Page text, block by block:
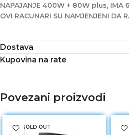
NAPAJANJE 400W + 80W plus, IMA
OVI RACUNARI SU NAMJENJENI DA
Dostava
Kupovina na rate
Povezani proizvodi
SOLD OUT